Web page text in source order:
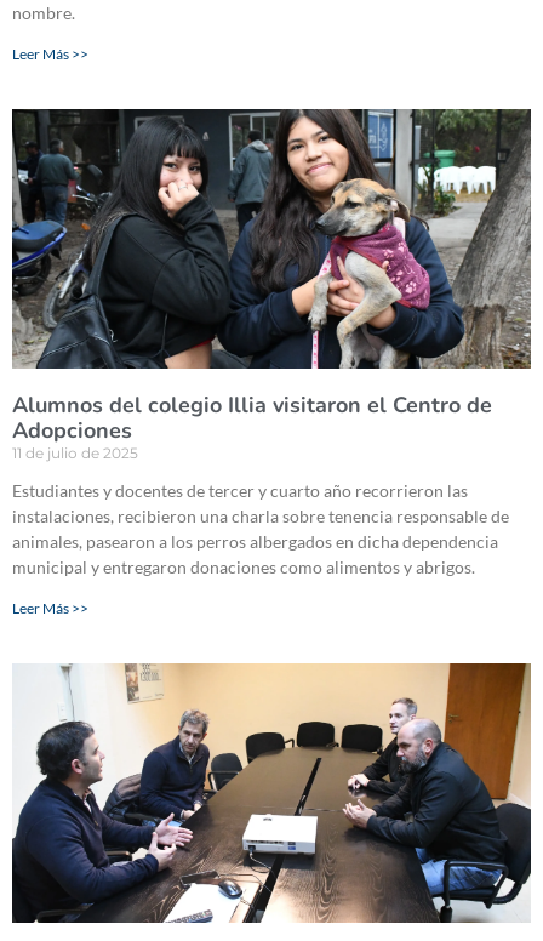
nombre.
Leer Más >>
Alumnos del colegio Illia visitaron el Centro de
Adopciones
11 de julio de 2025
Estudiantes y docentes de tercer y cuarto año recorrieron las
instalaciones, recibieron una charla sobre tenencia responsable de
animales, pasearon a los perros albergados en dicha dependencia
municipal y entregaron donaciones como alimentos y abrigos.
Leer Más >>